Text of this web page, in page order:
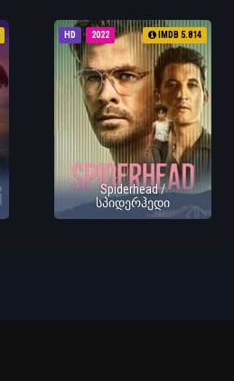
HD 2022 IMDB 5.814
Spiderhead /
სპიდერჰედი